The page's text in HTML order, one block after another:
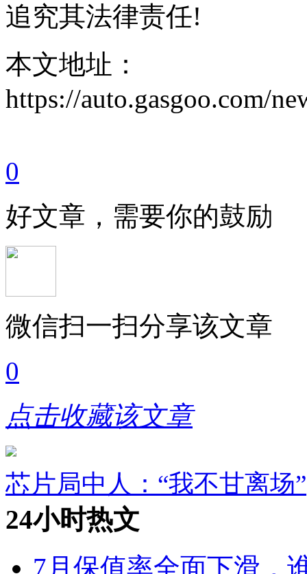
追究其法律责任!
本文地址：
https://auto.gasgoo.com/
0
好文章，需要你的鼓励
微信扫一扫分享该文章
0
点击收藏该文章
芯片局中人：“我不甘离场”
24小时热文
7月保值率全面下滑，